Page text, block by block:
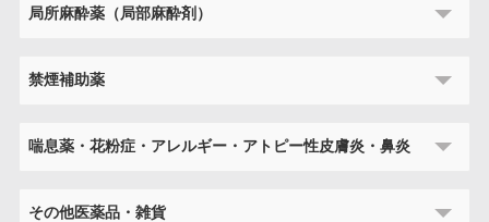
局所麻酔薬（局部麻酔剤）
禁煙補助薬
喘息薬・花粉症・アレルギー・アトピー性皮膚炎・鼻炎
その他医薬品・雑貨